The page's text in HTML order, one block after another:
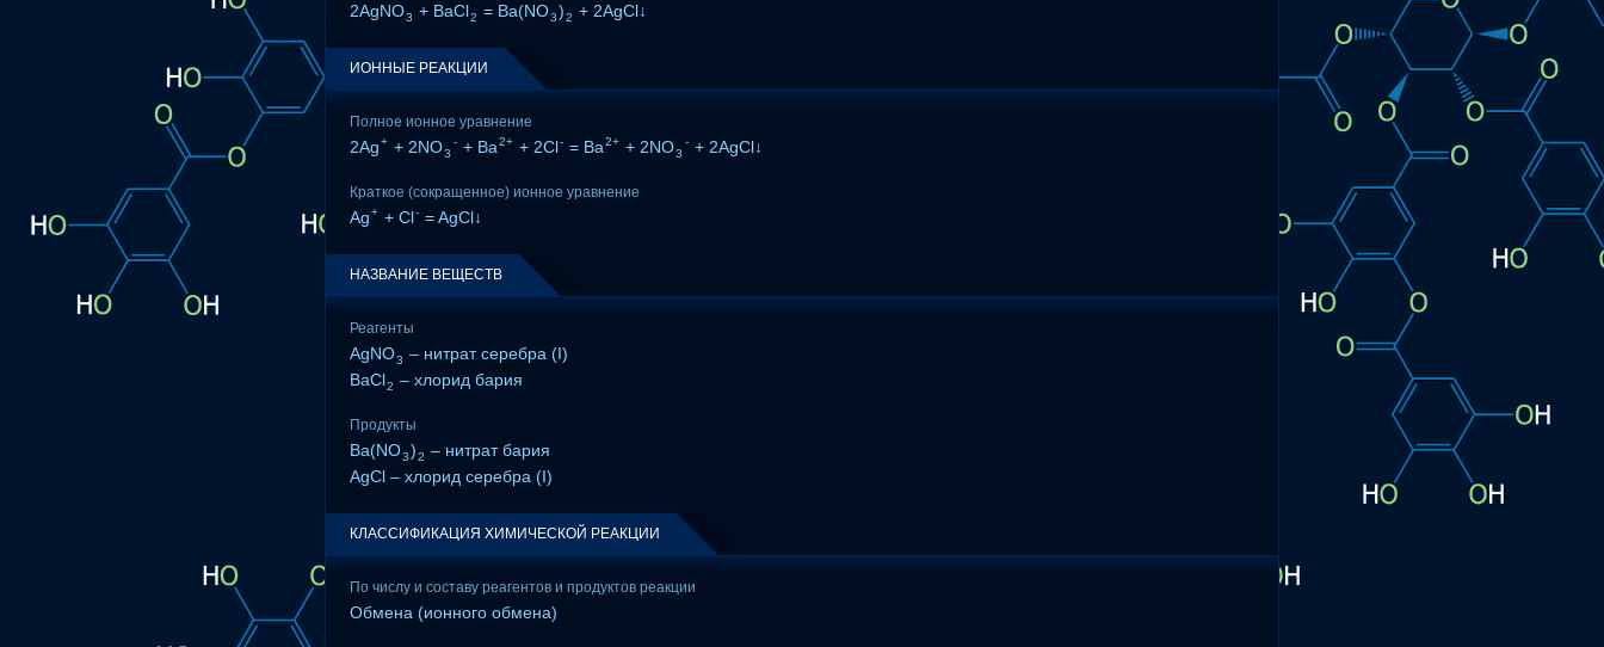
2AgNO3 + BaCl2 = Ba(NO3)2 + 2AgCl↓
ИОННЫЕ РЕАКЦИИ
Полное ионное уравнение
2Ag+ + 2NO3
- + Ba2+ + 2Cl- = Ba2+ + 2NO3
- + 2AgCl↓
Краткое (сокращенное) ионное уравнение
Ag+ + Cl- = AgCl↓
НАЗВАНИЕ ВЕЩЕСТВ
Реагенты
AgNO3 – нитрат серебра (I)
BaCl2 – хлорид бария
Продукты
Ba(NO3)2 – нитрат бария
AgCl – хлорид серебра (I)
КЛАССИФИКАЦИЯ ХИМИЧЕСКОЙ РЕАКЦИИ
По числу и составу реагентов и продуктов реакции
Обмена (ионного обмена)